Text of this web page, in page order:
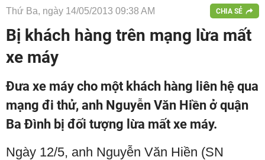
Thứ Ba, ngày 14/05/2013 09:38 AM CHIA SẺ
Bị khách hàng trên mạng lừa mất
xe máy
Đưa xe máy cho một khách hàng liên hệ qua
mạng đi thử, anh Nguyễn Văn Hiền ở quận
Ba Đình bị đối tượng lừa mất xe máy.
Ngày 12/5, anh Nguyễn Văn Hiền (SN